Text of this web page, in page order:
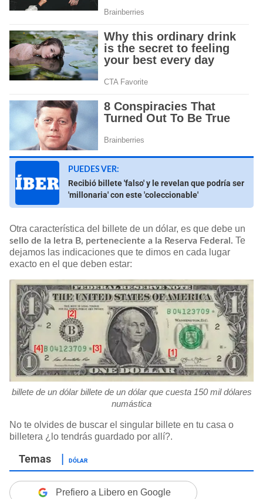
PUEDES VER:
Recibió billete 'falso' y le revelan que podría ser
'millonaria' con este 'coleccionable'
Otra característica del billete de un dólar, es que debe un
sello de la letra B, perteneciente a la Reserva Federal. Te
dejamos las indicaciones que te dimos en cada lugar
exacto en el que deben estar:
billete de un dólar billete de un dólar que cuesta 150 mil dólares
numástica
No te olvides de buscar el singular billete en tu casa o
billetera ¿lo tendrás guardado por allí?.
DÓLAR
Prefiero a Libero en Google